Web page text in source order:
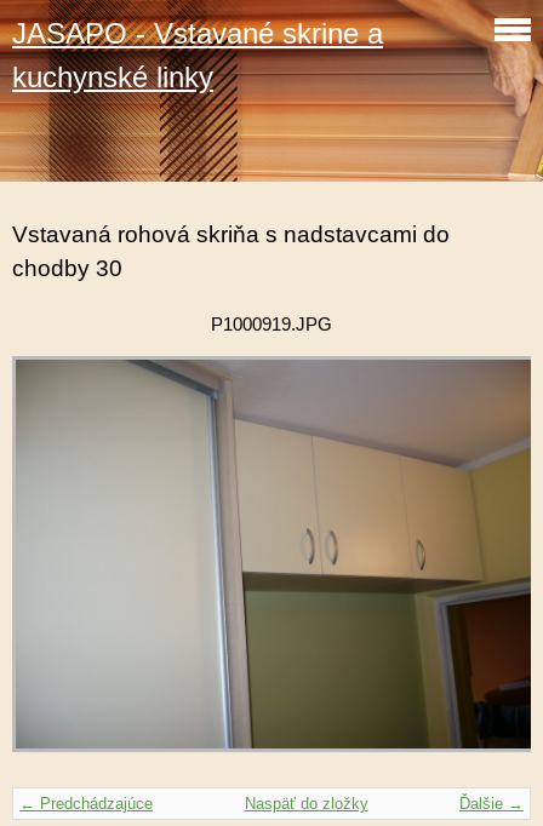
JASAPO - Vstavané skrine a
kuchynské linky
Vstavaná rohová skriňa s nadstavcami do
chodby 30
P1000919.JPG
← Predchádzajúce Ďalšie →
Naspäť do zložky